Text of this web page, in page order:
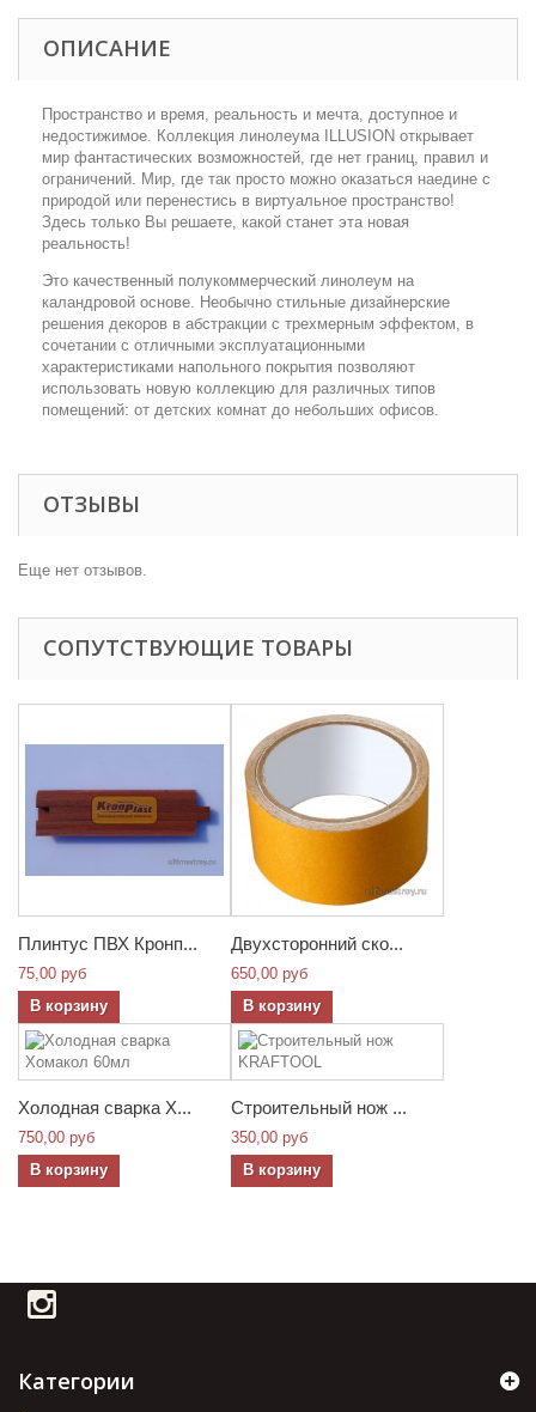
ОПИСАНИЕ
Пространство и время, реальность и мечта, доступное и
недостижимое. Коллекция линолеума ILLUSION открывает
мир фантастических возможностей, где нет границ, правил и
ограничений. Мир, где так просто можно оказаться наедине с
природой или перенестись в виртуальное пространство!
Здесь только Вы решаете, какой станет эта новая
реальность!
Это качественный полукоммерческий линолеум на
каландровой основе. Необычно стильные дизайнерские
решения декоров в абстракции с трехмерным эффектом, в
сочетании с отличными эксплуатационными
характеристиками напольного покрытия позволяют
использовать новую коллекцию для различных типов
помещений: от детских комнат до небольших офисов.
ОТЗЫВЫ
Еще нет отзывов.
СОПУТСТВУЮЩИЕ ТОВАРЫ
Плинтус ПВХ Кронп...
75,00 руб
В корзину
Двухсторонний ско...
650,00 руб
В корзину
Холодная сварка Х...
750,00 руб
В корзину
Строительный нож ...
350,00 руб
В корзину
Категории